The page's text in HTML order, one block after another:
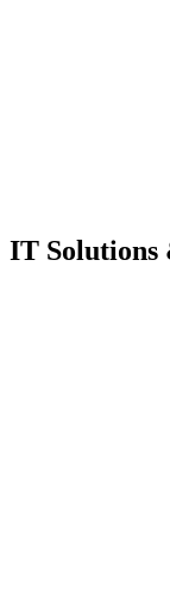
IT Solutions